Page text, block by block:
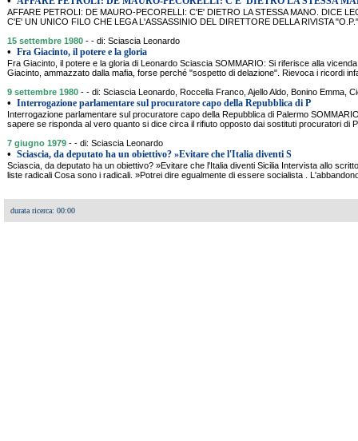
AFFARE PETROLI: DE MAURO-PECORELLI: C'E' DIETRO LA STESSA MANO. DICE
C'E' UN UNICO FILO CHE LEGA L'ASSASSINIO DEL DIRETTORE DELLA RIVISTA
15 settembre 1980 - - di: Sciascia Leonardo
• Fra Giacinto, il potere e la gloria
Fra Giacinto, il potere e la gloria di Leonardo Sciascia SOMMARIO: Si riferisce alla
Giacinto, ammazzato dalla mafia, forse perché "sospetto di delazione". Rievoca i ricordi
9 settembre 1980 - - di: Sciascia Leonardo, Roccella Franco, Ajello Aldo, Bonino Emma,
• Interrogazione parlamentare sul procuratore capo della Repubblica di P
Interrogazione parlamentare sul procuratore capo della Repubblica di Palermo
sapere se risponda al vero quanto si dice circa il rifiuto opposto dai sostituti procuratori di
7 giugno 1979 - - di: Sciascia Leonardo
• Sciascia, da deputato ha un obiettivo? »Evitare che l'Italia diventi S
Sciascia, da deputato ha un obiettivo? »Evitare che l'Italia diventi Sicilia Intervista allo
liste radicali Cosa sono i radicali. »Potrei dire egualmente di essere socialista .
durata ricerca: 00:00